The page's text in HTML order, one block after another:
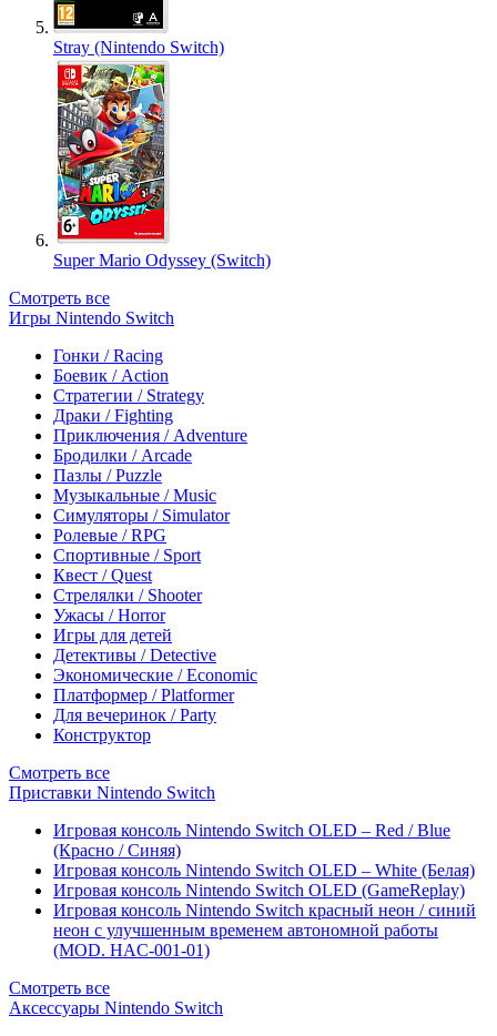
Stray (Nintendo Switch)
Super Mario Odyssey (Switch)
Смотреть все
Игры Nintendo Switch
Гонки / Racing
Боевик / Action
Стратегии / Strategy
Драки / Fighting
Приключения / Adventure
Бродилки / Arcade
Пазлы / Puzzle
Музыкальные / Music
Симуляторы / Simulator
Ролевые / RPG
Спортивные / Sport
Квест / Quest
Стрелялки / Shooter
Ужасы / Horror
Игры для детей
Детективы / Detective
Экономические / Economic
Платформер / Platformer
Для вечеринок / Party
Конструктор
Смотреть все
Приставки Nintendo Switch
Игровая консоль Nintendo Switch OLED – Red / Blue
(Красно / Синяя)
Игровая консоль Nintendo Switch OLED – White (Белая)
Игровая консоль Nintendo Switch OLED (GameReplay)
Игровая консоль Nintendo Switch красный неон / синий
неон с улучшенным временем автономной работы
(MOD. HAC-001-01)
Смотреть все
Аксессуары Nintendo Switch